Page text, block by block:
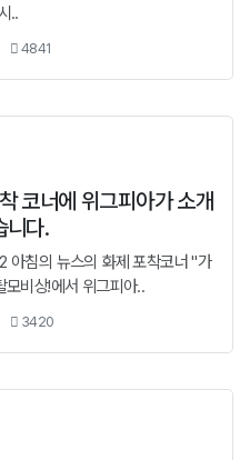
..
4841
코너에 위그피아가 소개
니다.
아침의 뉴스의 화제 포착코너 "가
모비상!에서 위그피아..
3420